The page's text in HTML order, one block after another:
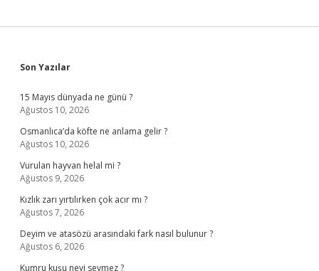
Sidebar
Son Yazılar
15 Mayıs dünyada ne günü ?
Ağustos 10, 2026
Osmanlıca’da köfte ne anlama gelir ?
Ağustos 10, 2026
Vurulan hayvan helal mi ?
Ağustos 9, 2026
Kızlık zarı yırtılırken çok acır mı ?
Ağustos 7, 2026
Deyim ve atasözü arasındaki fark nasıl bulunur ?
Ağustos 6, 2026
Kumru kuşu neyi sevmez ?